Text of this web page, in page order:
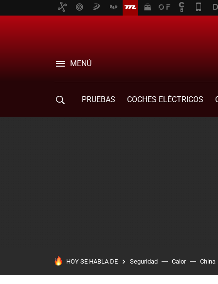
MENÚ
PRUEBAS COCHES ELÉCTRICOS
HOY SE HABLA DE Seguridad Calor China